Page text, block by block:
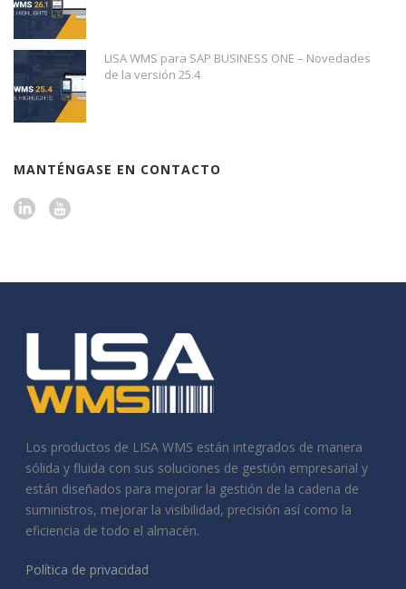
LISA WMS para SAP BUSINESS ONE – Novedades
de la versión 25.4
MANTÉNGASE EN CONTACTO
Los productos de LISA WMS están integrados de manera
sólida y fluida con sus soluciones de gestión empresarial y
están diseñados para mejorar la gestión de la cadena de
suministros, mejorar la visibilidad, precisión así como la
eficiencia de todo el almacén.
Política de privacidad